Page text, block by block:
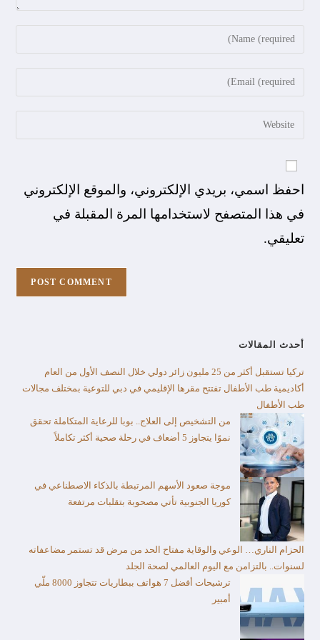
احفظ اسمي، بريدي الإلكتروني، والموقع الإلكتروني
في هذا المتصفح لاستخدامها المرة المقبلة في
تعليقي.
أحدث المقالات
تركيا تستقبل أكثر من 25 مليون زائر دولي خلال النصف الأول من العام​
أكاديمية طب الأطفال تفتتح مقرها الإقليمي في دبي للتوعية بمختلف مجالات
طب الأطفال
من التشخيص إلى العلاج.. بوبا للرعاية المتكاملة تحقق
نموًا يتجاوز 5 أضعاف في رحلة صحية أكثر تكاملاً
موجة صعود الأسهم المرتبطة بالذكاء الاصطناعي في
كوريا الجنوبية تأتي مصحوبة بتقلبات مرتفعة
الحزام الناري… الوعي والوقاية مفتاح الحد من مرض قد تستمر مضاعفاته
لسنوات.. بالتزامن مع اليوم العالمي لصحة الجلد
ترشيحات أفضل 7 هواتف ببطاريات تتجاوز 8000 ملّي
أمبير